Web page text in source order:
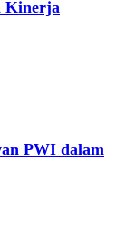
Kinerja
PWI dalam